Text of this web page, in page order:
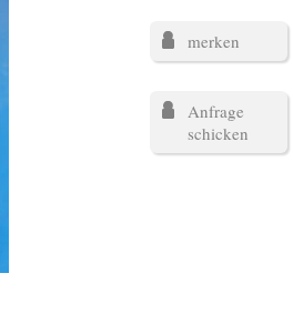
merken
Anfrage
schicken